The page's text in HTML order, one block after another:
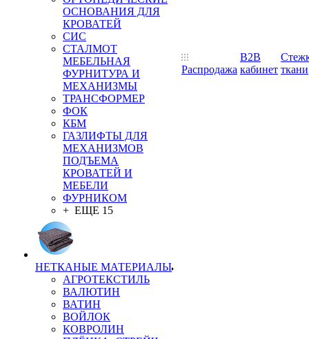
ОСНОВАНИЯ ДЛЯ
КРОВАТЕЙ
СИС
СТАЛМОТ
МЕБЕЛЬНАЯ
ФУРНИТУРА И
МЕХАНИЗМЫ
ТРАНСФОРМЕР
ФОК
КБМ
ГАЗЛИФТЫ ДЛЯ
МЕХАНИЗМОВ
ПОДЪЕМА
КРОВАТЕЙ И
МЕБЕЛИ
ФУРНИКОМ
+ ЕЩЕ 15
НЕТКАНЫЕ МАТЕРИАЛЫ
АГРОТЕКСТИЛЬ
ВАЛЮТИН
ВАТИН
ВОЙЛОК
КОВРОЛИН
Распродажа
B2B
кабинет ткани